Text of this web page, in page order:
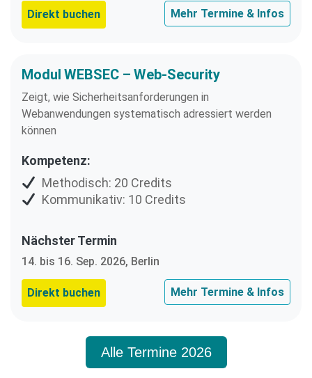
Direkt buchen Mehr Termine & Infos
Modul WEBSEC – Web-Security
Zeigt, wie Sicherheitsanforderungen in
Webanwendungen systematisch adressiert werden
können
Kompetenz:
Methodisch: 20 Credits
Kommunikativ: 10 Credits
Nächster Termin
14. bis 16. Sep. 2026, Berlin
Direkt buchen Mehr Termine & Infos
Alle Termine 2026